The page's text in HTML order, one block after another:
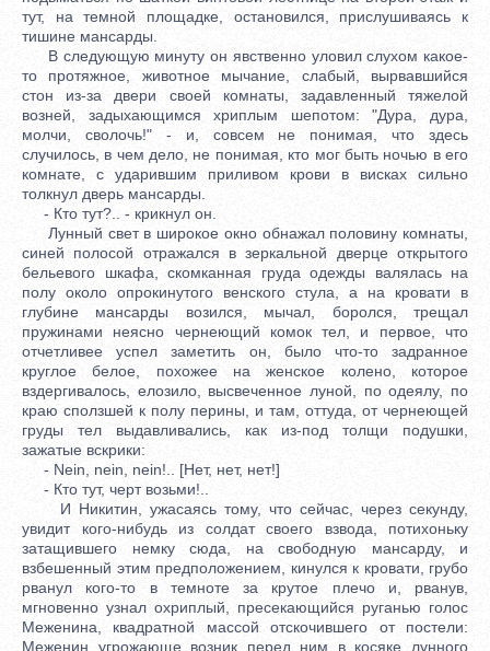
тут, на темной площадке, остановился, прислушиваясь к
тишине мансарды.
В следующую минуту он явственно уловил слухом какое-
то протяжное, животное мычание, слабый, вырвавшийся
стон из-за двери своей комнаты, задавленный тяжелой
возней, задыхающимся хриплым шепотом: "Дура, дура,
молчи, сволочь!" - и, совсем не понимая, что здесь
случилось, в чем дело, не понимая, кто мог быть ночью в его
комнате, с ударившим приливом крови в висках сильно
толкнул дверь мансарды.
- Кто тут?.. - крикнул он.
Лунный свет в широкое окно обнажал половину комнаты,
синей полосой отражался в зеркальной дверце открытого
бельевого шкафа, скомканная груда одежды валялась на
полу около опрокинутого венского стула, а на кровати в
глубине мансарды возился, мычал, боролся, трещал
пружинами неясно чернеющий комок тел, и первое, что
отчетливее успел заметить он, было что-то задранное
круглое белое, похожее на женское колено, которое
вздергивалось, елозило, высвеченное луной, по одеялу, по
краю сползшей к полу перины, и там, оттуда, от чернеющей
груды тел выдавливались, как из-под толщи подушки,
зажатые вскрики:
- Nein, nein, nein!.. [Нет, нет, нет!]
- Кто тут, черт возьми!..
И Никитин, ужасаясь тому, что сейчас, через секунду,
увидит кого-нибудь из солдат своего взвода, потихоньку
затащившего немку сюда, на свободную мансарду, и
взбешенный этим предположением, кинулся к кровати, грубо
рванул кого-то в темноте за крутое плечо и, рванув,
мгновенно узнал охриплый, пресекающийся руганью голос
Меженина, квадратной массой отскочившего от постели:
Меженин угрожающе возник перед ним в косяке лунного